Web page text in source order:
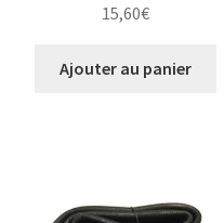
15,60€
Ajouter au panier